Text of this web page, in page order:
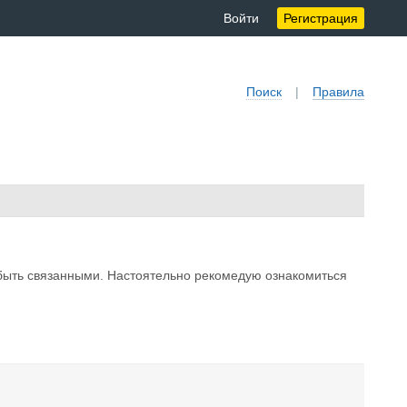
Войти Регистрация
Поиск | Правила
связанными. Настоятельно рекомедую ознакомиться